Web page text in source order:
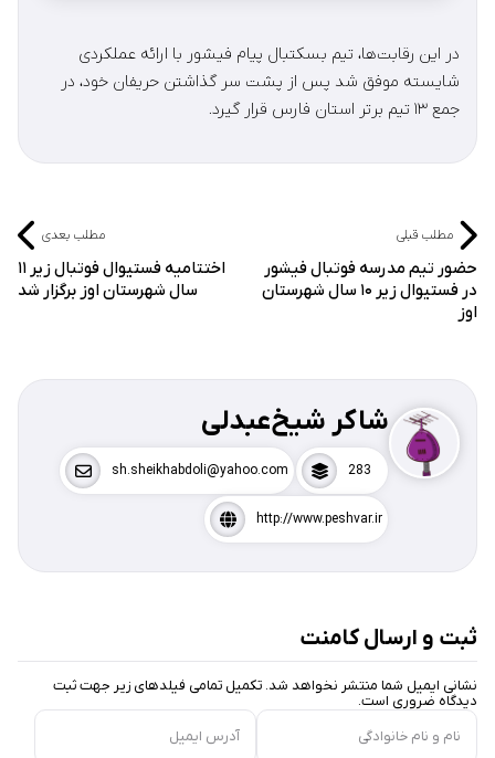
در این رقابت‌ها، تیم بسکتبال پیام فیشور با ارائه عملکردی
شایسته موفق شد پس از پشت سر گذاشتن حریفان خود، در
جمع ۱۳ تیم برتر استان فارس قرار گیرد.
مطلب قبلی
حضور تیم مدرسه فوتبال فیشور
در فستیوال زیر ۱۰ سال شهرستان
اوز
مطلب بعدی
اختتامیه فستیوال فوتبال زیر ۱۱
سال شهرستان اوز برگزار شد
شاکر شیخ‌عبدلی
283
sh.sheikhabdoli@yahoo.com
http://www.peshvar.ir
ثبت و ارسال کامنت
نشانی ایمیل شما منتشر نخواهد شد. تکمیل تمامی فیلد‌های زیر جهت ثبت
دیدگاه ضروری است.
نام و نام خانوادگی
آدرس ایمیل